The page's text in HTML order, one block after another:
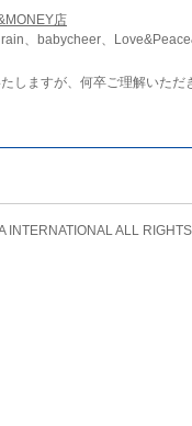
店
、babycheer、
しますが、何卒ご理解いただ